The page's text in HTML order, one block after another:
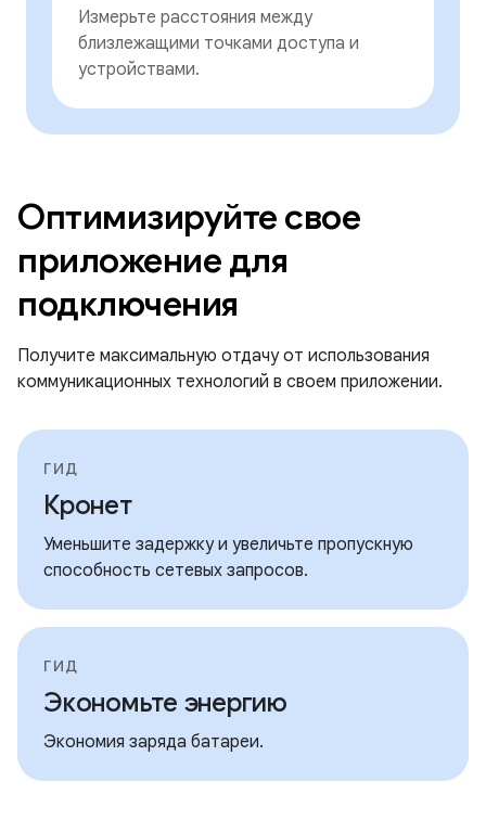
Измерьте расстояния между
близлежащими точками доступа и
устройствами.
Оптимизируйте свое
приложение для
подключения
Получите максимальную отдачу от использования
коммуникационных технологий в своем приложении.
ГИД
Кронет
Уменьшите задержку и увеличьте пропускную
способность сетевых запросов.
ГИД
Экономьте энергию
Экономия заряда батареи.